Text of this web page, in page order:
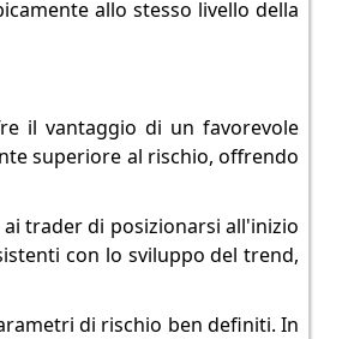
allo stesso livello della
il vantaggio di un favorevole
superiore al rischio, offrendo
trader di posizionarsi all'inizio
con lo sviluppo del trend,
di rischio ben definiti. In